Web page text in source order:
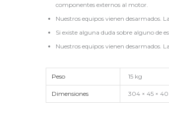
componentes externos al motor.
Nuestros equipos vienen desarmados.
Si existe alguna duda sobre alguno de
Nuestros equipos vienen desarmados.
Peso 15 kg
Dimensiones 304 × 45 ×